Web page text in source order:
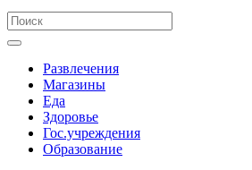
Развлечения
Магазины
Еда
Здоровье
Гос.учреждения
Образование